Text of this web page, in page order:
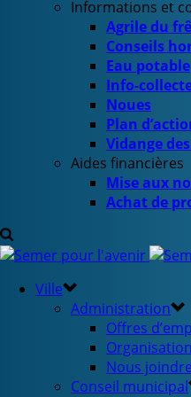
Informations et
Agrile du
Conseils
Eau potable
Info-
Noues
Plan
Vidange
Aides financières
Mise aux
Achat de
Ville
Administration
Offres
Organisation
Nous joindre
Conseil municipal